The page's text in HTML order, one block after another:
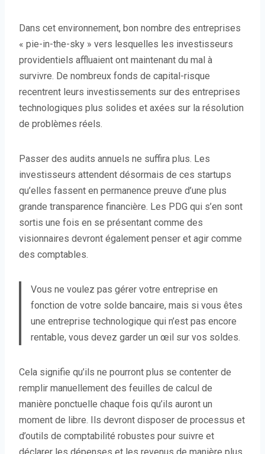
Dans cet environnement, bon nombre des entreprises
« pie-in-the-sky » vers lesquelles les investisseurs
providentiels affluaient ont maintenant du mal à
survivre. De nombreux fonds de capital-risque
recentrent leurs investissements sur des entreprises
technologiques plus solides et axées sur la résolution
de problèmes réels.
Passer des audits annuels ne suffira plus. Les
investisseurs attendent désormais de ces startups
qu’elles fassent en permanence preuve d’une plus
grande transparence financière. Les PDG qui s’en sont
sortis une fois en se présentant comme des
visionnaires devront également penser et agir comme
des comptables.
Vous ne voulez pas gérer votre entreprise en
fonction de votre solde bancaire, mais si vous êtes
une entreprise technologique qui n’est pas encore
rentable, vous devez garder un œil sur vos soldes.
Cela signifie qu’ils ne pourront plus se contenter de
remplir manuellement des feuilles de calcul de
manière ponctuelle chaque fois qu’ils auront un
moment de libre. Ils devront disposer de processus et
d’outils de comptabilité robustes pour suivre et